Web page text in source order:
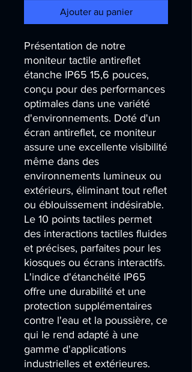
Ajouter au panier
Présentation de notre
moniteur tactile antireflet
étanche IP65 15,6 pouces,
conçu pour des performances
optimales dans une variété
d'environnements. Doté d'un
écran antireflet, ce moniteur
assure une excellente visibilité
même dans des
environnements lumineux ou
extérieurs, éliminant tout reflet
ou éblouissement indésirable.
Le 10 points tactiles permet
des interactions tactiles fluides
et précises, parfaites pour les
kiosques ou écrans interactifs.
L'indice d'étanchéité IP65
offre une durabilité et une
protection supplémentaires
contre l'eau et la poussière, ce
qui le rend adapté à une
gamme d'applications
industrielles et extérieures.